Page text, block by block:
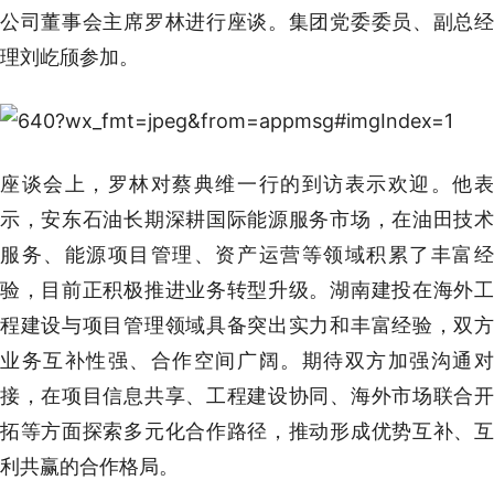
公司董事会主席罗林进行座谈。集团党委委员、副总经
理刘屹颀参加。
座谈会上，罗林对蔡典维一行的到访表示欢迎。他表
示，安东石油长期深耕国际能源服务市场，在油田技术
服务、能源项目管理、资产运营等领域积累了丰富经
验，目前正积极推进业务转型升级。湖南建投在海外工
程建设与项目管理领域具备突出实力和丰富经验，双方
业务互补性强、合作空间广阔。期待双方加强沟通对
接，在项目信息共享、工程建设协同、海外市场联合开
拓等方面探索多元化合作路径，推动形成优势互补、互
利共赢的合作格局。